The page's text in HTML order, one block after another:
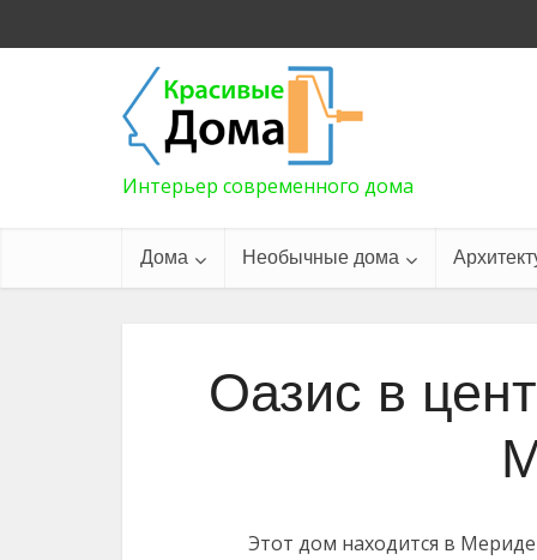
Интерьер современного дома
Дома Необычные дома
Оазис в
Этот дом находится в